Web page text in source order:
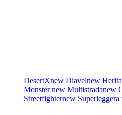
DesertXnew Diavelnew
Monsternew Multistradanew
Streetfighternew Superleggera